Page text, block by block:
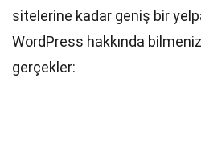
sitelerine kadar geniş bir
WordPress hakkında
gerçekler: